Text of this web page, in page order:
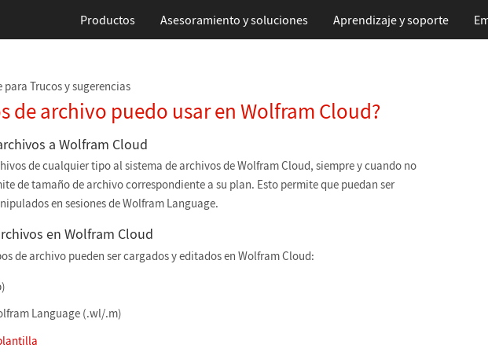
Productos Asesoramiento y soluciones Aprendizajey soporte
para Trucos y sugerencias
de archivo puedo usar en Wolfram Cloud?
a Wolfram Cloud
de cualquier tipo al sistema de archivos de Wolfram Cloud, siempre y cuando no
de tamaño de archivo correspondiente a su plan. Esto permite que puedan ser
en sesiones de Wolfram Language.
en Wolfram Cloud
de archivo pueden ser cargados y editados en Wolfram Cloud:
Language (.wl/.m)